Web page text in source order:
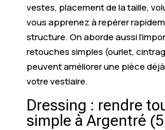
vestes, placement de la taille,
vous apprenez à repérer
structure. On aborde aussi
retouches simples (ourlet,
peuvent améliorer une pièce
votre vestiaire.
Dressing : rendre
simple à Argentré